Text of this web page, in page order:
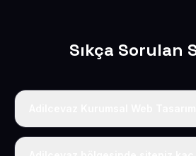
Sıkça Sorulan
Tek fiyat uygulanır: yıllık 50 USD +